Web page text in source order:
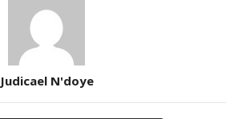
Judicael N'doye